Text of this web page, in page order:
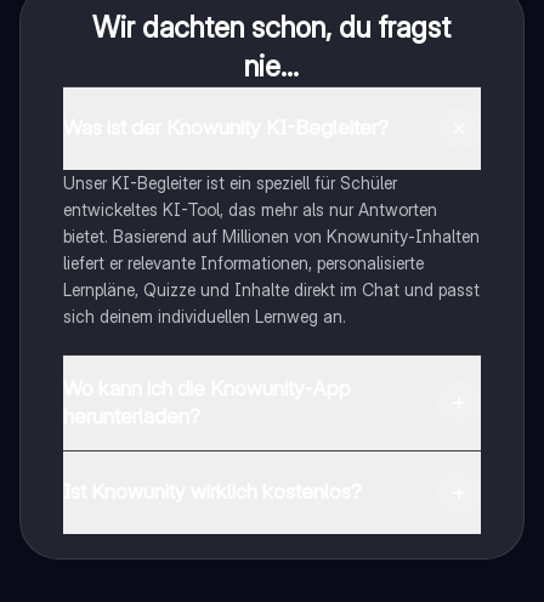
Wir dachten schon, du fragst
nie...
Unser KI-Begleiter ist ein speziell für Schüler
entwickeltes KI-Tool, das mehr als nur Antworten
bietet. Basierend auf Millionen von Knowunity-Inhalten
liefert er relevante Informationen, personalisierte
Lernpläne, Quizze und Inhalte direkt im Chat und passt
sich deinem individuellen Lernweg an.